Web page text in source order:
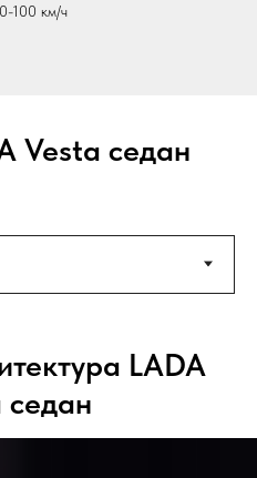
100 км/ч
Vesta седан
LADA
седан